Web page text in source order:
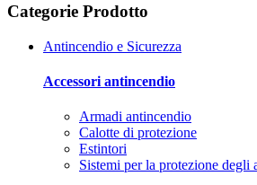
Categorie Prodotto
Antincendio e Sicurezza
Accessori antincendio
Armadi antincendio
Calotte di protezione
Estintori
Sistemi per la protezione degli